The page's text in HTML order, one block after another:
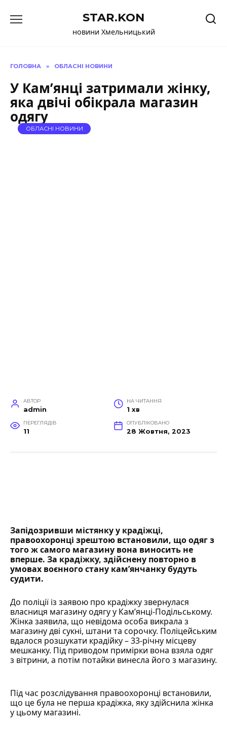
до
STAR.KON
новини Хмельницький
ГОЛОВНА » ОБЛАСНІ НОВИНИ
У Кам’янці затримали жінку,
яка двічі обікрала магазин
одягу
ОБЛАСНІ НОВИНИ
АВТОР
admin
НА ЧИТАННЯ
1 хв
ПЕРЕГЛЯДІВ
11
ОПУБЛІКОВАНО
28 Жовтня, 2023
Запідозривши містянку у крадіжці,
правоохоронці зрештою встановили, що одяг з
того ж самого магазину вона виносить не
вперше. За крадіжку, здійснену повторно в
умовах воєнного стану кам’янчанку будуть
судити.
До поліції із заявою про крадіжку звернулася
власниця магазину одягу у Кам’янці-Подільському.
Жінка заявила, що невідома особа викрала з
магазину дві сукні, штани та сорочку. Поліцейським
вдалося розшукати крадійку – 33-річну місцеву
мешканку. Під приводом примірки вона взяла одяг
з вітрини, а потім потайки винесла його з магазину.
Під час розслідування правоохоронці встановили,
що це була не перша крадіжка, яку здійснила жінка
у цьому магазині.